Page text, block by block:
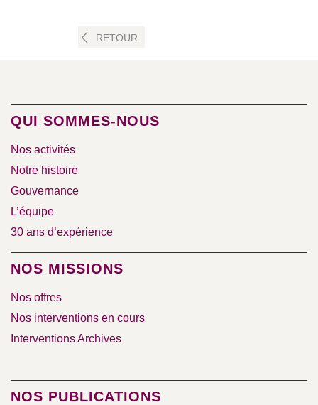
RETOUR
QUI SOMMES-NOUS
Nos activités
Notre histoire
Gouvernance
L’équipe
30 ans d’expérience
NOS MISSIONS
Nos offres
Nos interventions en cours
Interventions Archives
NOS PUBLICATIONS